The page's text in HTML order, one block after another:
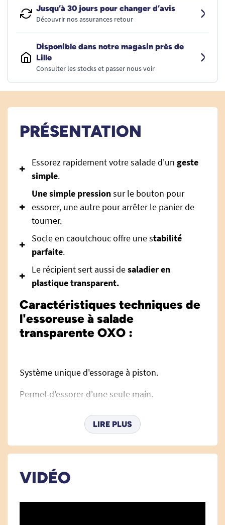
Jusqu’à 30 jours pour changer d’avis
Découvrir nos assurances retour
Disponible dans notre magasin près de
Lille
Consulter les stocks et passer nous voir
PRÉSENTATION
Essorez rapidement votre salade d'un geste
simple.
Une simple pressionsur le bouton pour
essorer, une autre pour arrêter le panier de
tourner.
Socle en caoutchouc offre une stabilité
parfaite.
Le récipient sert aussi desaladier en
plastique transparent.
Caractéristiques techniques de
l'essoreuse à salade
transparente OXO :
Système unique d'essorage à piston.
Permet d'essorer d'une seule main.
Frein pour cesser la rotation.
Bouton de pression clipsable pour le rangement.
vaisselle.
LIRE PLUS
VIDÉO